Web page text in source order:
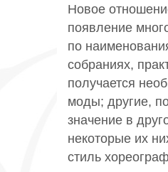
Новое
появление
по
собраниях,
получается
моды; другие,
значение в
некоторые их
стиль